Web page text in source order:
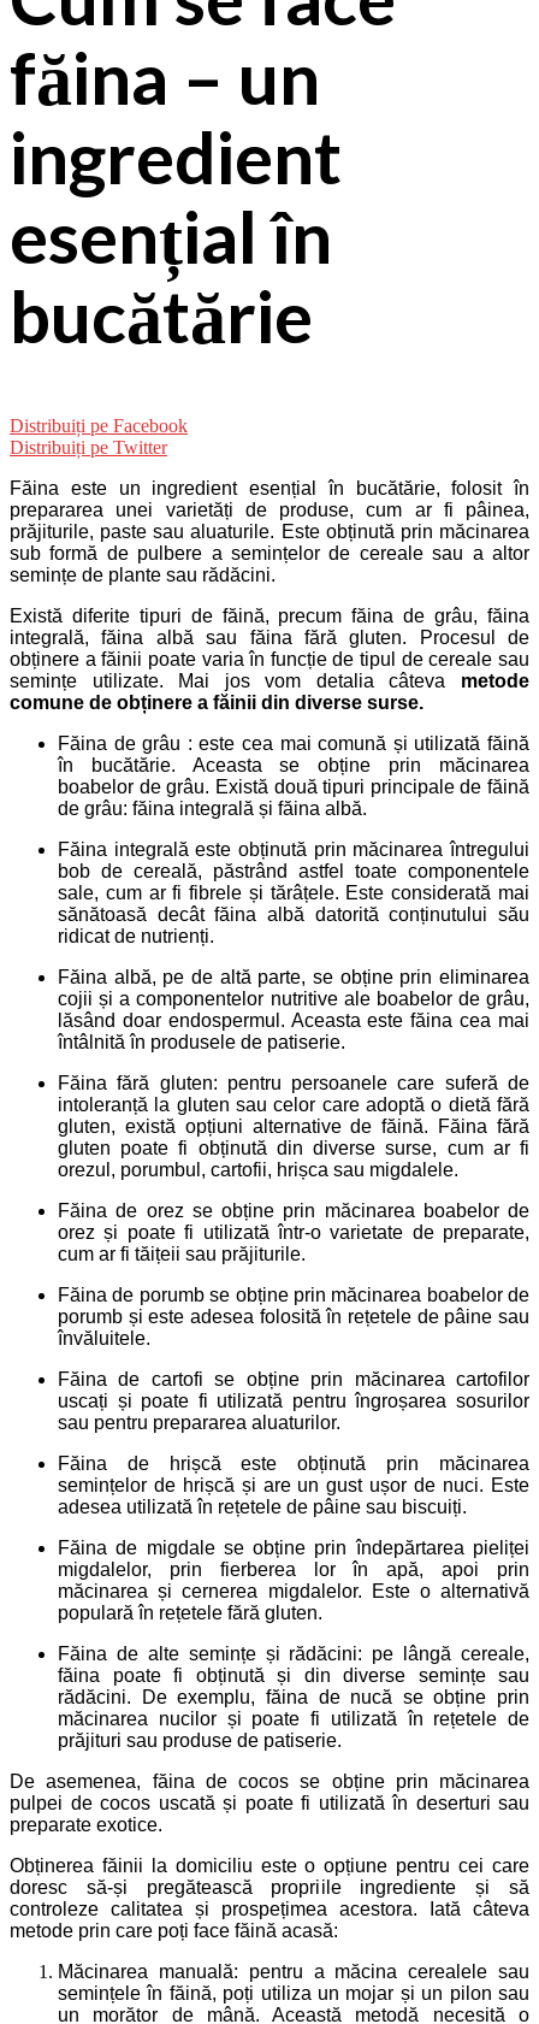
făina – un
ingredient
esențial în
bucătărie
Distribuiți pe Facebook
Distribuiți pe Twitter
Făina este un ingredient esențial în bucătărie, folosit în
prepararea unei varietăți de produse, cum ar fi pâinea,
prăjiturile, paste sau aluaturile. Este obținută prin măcinarea
sub formă de pulbere a semințelor de cereale sau a altor
semințe de plante sau rădăcini.
Există diferite tipuri de făină, precum făina de grâu, făina
integrală, făina albă sau făina fără gluten. Procesul de
obținere a făinii poate varia în funcție de tipul de cereale sau
semințe utilizate. Mai jos vom detalia câteva metode
comune de obținere a făinii din diverse surse.
Făina de grâu : este cea mai comună și utilizată făină
în bucătărie. Aceasta se obține prin măcinarea
boabelor de grâu. Există două tipuri principale de făină
de grâu: făina integrală și făina albă.
Făina integrală este obținută prin măcinarea întregului
bob de cereală, păstrând astfel toate componentele
sale, cum ar fi fibrele și tărâțele. Este considerată mai
sănătoasă decât făina albă datorită conținutului său
ridicat de nutrienți.
Făina albă, pe de altă parte, se obține prin eliminarea
cojii și a componentelor nutritive ale boabelor de grâu,
lăsând doar endospermul. Aceasta este făina cea mai
întâlnită în produsele de patiserie.
Făina fără gluten: pentru persoanele care suferă de
intoleranță la gluten sau celor care adoptă o dietă fără
gluten, există opțiuni alternative de făină. Făina fără
gluten poate fi obținută din diverse surse, cum ar fi
orezul, porumbul, cartofii, hrișca sau migdalele.
Făina de orez se obține prin măcinarea boabelor de
orez și poate fi utilizată într-o varietate de preparate,
cum ar fi tăițeii sau prăjiturile.
Făina de porumb se obține prin măcinarea boabelor de
porumb și este adesea folosită în rețetele de pâine sau
învăluitele.
Făina de cartofi se obține prin măcinarea cartofilor
uscați și poate fi utilizată pentru îngroșarea sosurilor
sau pentru prepararea aluaturilor.
Făina de hrișcă este obținută prin măcinarea
semințelor de hrișcă și are un gust ușor de nuci. Este
adesea utilizată în rețetele de pâine sau biscuiți.
Făina de migdale se obține prin îndepărtarea pieliței
migdalelor, prin fierberea lor în apă, apoi prin
măcinarea și cernerea migdalelor. Este o alternativă
populară în rețetele fără gluten.
Făina de alte semințe și rădăcini: pe lângă cereale,
făina poate fi obținută și din diverse semințe sau
rădăcini. De exemplu, făina de nucă se obține prin
măcinarea nucilor și poate fi utilizată în rețetele de
prăjituri sau produse de patiserie.
De asemenea, făina de cocos se obține prin măcinarea
pulpei de cocos uscată și poate fi utilizată în deserturi sau
preparate exotice.
Obținerea făinii la domiciliu este o opțiune pentru cei care
doresc să-și pregătească propriile ingrediente și să
controleze calitatea și prospețimea acestora. Iată câteva
metode prin care poți face făină acasă:
Măcinarea manuală: pentru a măcina cerealele sau
semințele în făină, poți utiliza un mojar și un pilon sau
un morător de mână. Această metodă necesită o